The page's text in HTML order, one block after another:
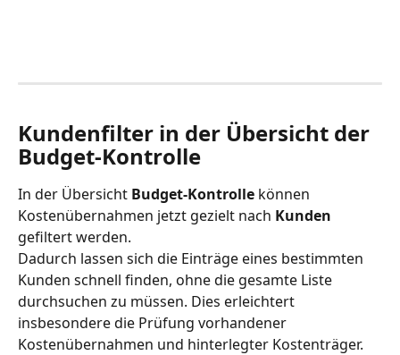
Kundenfilter in der Übersicht der
Budget-Kontrolle
In der Übersicht Budget-Kontrolle können
Kostenübernahmen jetzt gezielt nach Kunden
gefiltert werden.
Dadurch lassen sich die Einträge eines bestimmten
Kunden schnell finden, ohne die gesamte Liste
durchsuchen zu müssen. Dies erleichtert
insbesondere die Prüfung vorhandener
Kostenübernahmen und hinterlegter Kostenträger.